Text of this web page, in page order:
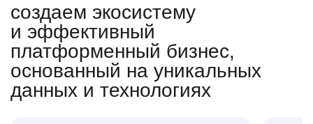
создаем экосистему
и эффективный
платформенный бизнес,
основанный на уникальных
данных и технологиях